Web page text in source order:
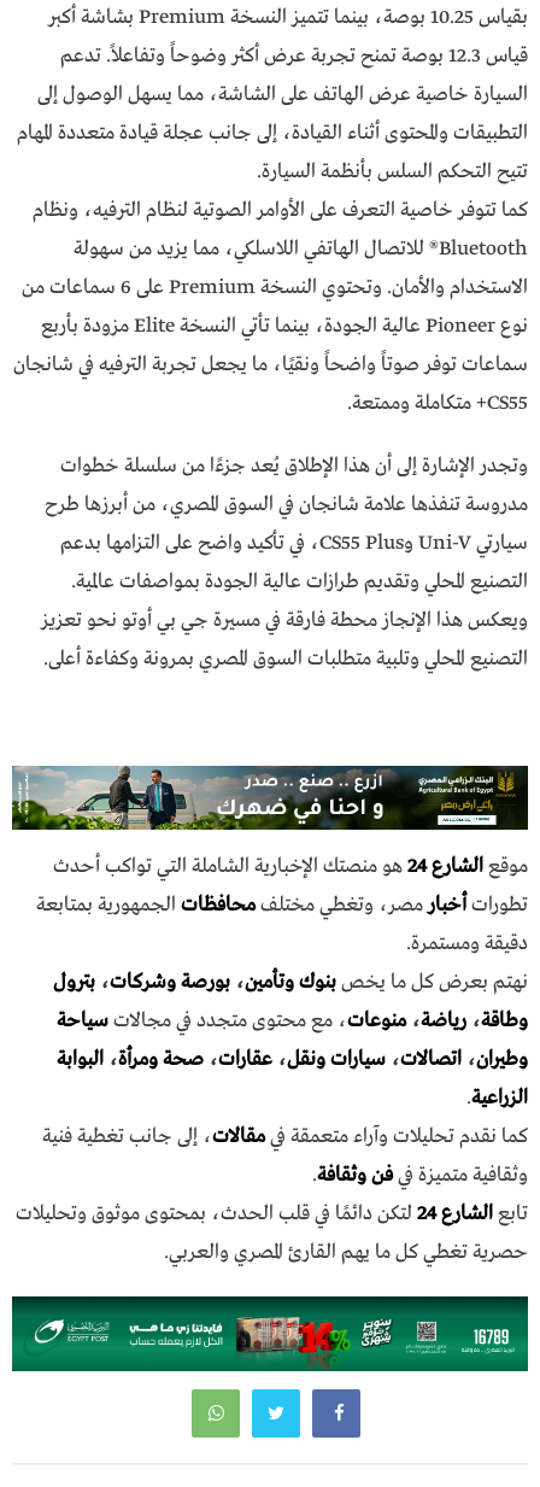
بقياس 10.25 بوصة، بينما تتميز النسخة Premium بشاشة أكبر
قياس 12.3 بوصة تمنح تجربة عرض أكثر وضوحاً وتفاعلاً. تدعم
السيارة خاصية عرض الهاتف على الشاشة، مما يسهل الوصول إلى
التطبيقات والمحتوى أثناء القيادة، إلى جانب عجلة قيادة متعددة المهام
تتيح التحكم السلس بأنظمة السيارة.
كما تتوفر خاصية التعرف على الأوامر الصوتية لنظام الترفيه، ونظام
Bluetooth® للاتصال الهاتفي اللاسلكي، مما يزيد من سهولة
الاستخدام والأمان. وتحتوي النسخة Premium على 6 سماعات من
نوع Pioneer عالية الجودة، بينما تأتي النسخة Elite مزودة بأربع
سماعات توفر صوتاً واضحاً ونقيًا، ما يجعل تجربة الترفيه في شانجان
CS55+ متكاملة وممتعة.
وتجدر الإشارة إلى أن هذا الإطلاق يُعد جزءًا من سلسلة خطوات
مدروسة تنفذها علامة شانجان في السوق المصري، من أبرزها طرح
سيارتي Uni-V وCS55 Plus، في تأكيد واضح على التزامها بدعم
التصنيع المحلي وتقديم طرازات عالية الجودة بمواصفات عالمية.
ويعكس هذا الإنجاز محطة فارقة في مسيرة جي بي أوتو نحو تعزيز
التصنيع المحلي وتلبية متطلبات السوق المصري بمرونة وكفاءة أعلى.
موقعالشارع 24
هو منصتك الإخبارية الشاملة التي تواكب أحدث
تطوراتأخبارمصر، وتغطي مختلفمحافظات الجمهورية بمتابعة
دقيقة ومستمرة.
نهتم بعرض كل ما يخصبنوك وتأمين، بورصة وشركات، بترول
وطاقة، رياضة،منوعات، مع محتوى متجدد في مجالاتسياحة
وطيران، اتصالات، سيارات ونقل، عقارات، صحة ومرأة، البوابة
الزراعية.
كما نقدم تحليلات وآراء متعمقة فيمقالات، إلى جانب تغطية فنية
وثقافية متميزة فيفن وثقافة.
تابعالشارع 24
لتكن دائمًا في قلب الحدث، بمحتوى موثوق وتحليلات
حصرية تغطي كل ما يهم القارئ المصري والعربي.